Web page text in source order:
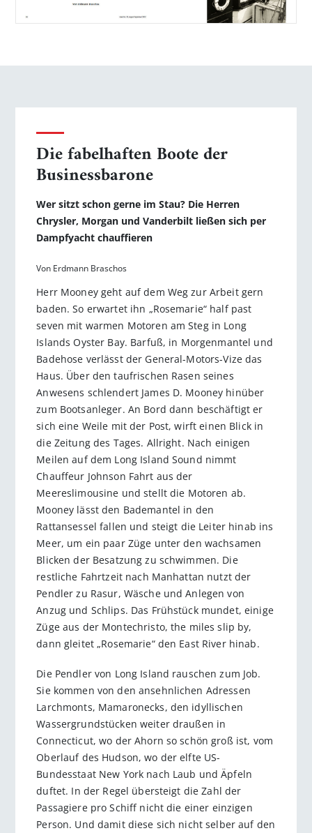
Die fabelhaften Boote der
Businessbarone
Wer sitzt schon gerne im Stau? Die Herren
Chrysler, Morgan und Vanderbilt ließen sich per
Dampfyacht chauffieren
Von Erdmann Braschos
Herr Mooney geht auf dem Weg zur Arbeit gern
baden. So erwartet ihn „Rosemarie“ half past
seven mit warmen Motoren am Steg in Long
Islands Oyster Bay. Barfuß, in Morgenmantel und
Badehose verlässt der General-Motors-Vize das
Haus. Über den taufrischen Rasen seines
Anwesens schlendert James D. Mooney hinüber
zum Bootsanleger. An Bord dann beschäftigt er
sich eine Weile mit der Post, wirft einen Blick in
die Zeitung des Tages. Allright. Nach einigen
Meilen auf dem Long Island Sound nimmt
Chauffeur Johnson Fahrt aus der
Meereslimousine und stellt die Motoren ab.
Mooney lässt den Bademantel in den
Rattansessel fallen und steigt die Leiter hinab ins
Meer, um ein paar Züge unter den wachsamen
Blicken der Besatzung zu schwimmen. Die
restliche Fahrtzeit nach Manhattan nutzt der
Pendler zu Rasur, Wäsche und Anlegen von
Anzug und Schlips. Das Frühstück mundet, einige
Züge aus der Montechristo, the miles slip by,
dann gleitet „Rosemarie“ den East River hinab.
Die Pendler von Long Island rauschen zum Job.
Sie kommen von den ansehnlichen Adressen
Larchmonts, Mamaronecks, den idyllischen
Wassergrundstücken weiter draußen in
Connecticut, wo der Ahorn so schön groß ist, vom
Oberlauf des Hudson, wo der elfte US-
Bundesstaat New York nach Laub und Äpfeln
duftet. In der Regel übersteigt die Zahl der
Passagiere pro Schiff nicht die einer einzigen
Person. Und damit diese sich nicht selber auf den